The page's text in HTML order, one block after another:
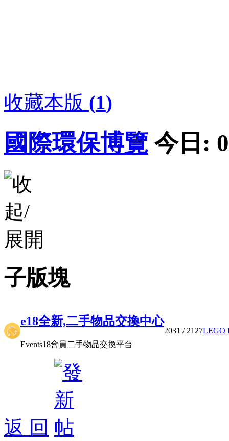
收藏本版 (1)
國際環保博覽 今日: 0
子版塊
e18全新,二手物品交換中心
Events18會員二手物品交換平台
2031 / 2127LEGO
返 回